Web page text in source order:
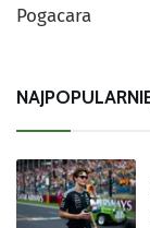
Pogacara